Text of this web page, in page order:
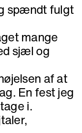
spændt fulgt
mange
sjæl og
af at
En fest jeg
i.